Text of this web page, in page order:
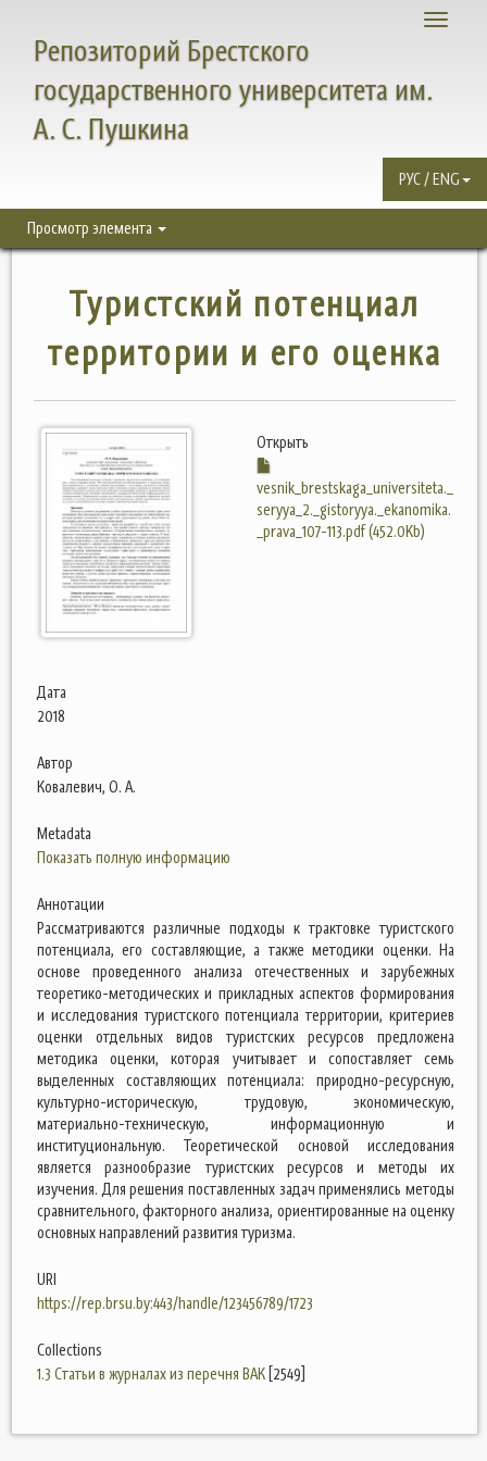
Toggle
Репозиторий Брестского
государственного университета им.
А. С. Пушкина
РУС / ENG
Просмотр элемента
Туристский потенциал
территории и его оценка
Открыть
vesnik_brestskaga_universiteta._
seryya_2._gistoryya._ekanomika.
_prava_107-113.pdf (452.0Kb)
Дата
2018
Автор
Ковалевич, О. А.
Metadata
Показать полную информацию
Аннотации
Рассматриваются различные подходы к трактовке туристского
потенциала, его составляющие, а также методики оценки. На
основе проведенного анализа отечественных и зарубежных
теоретико-методических и прикладных аспектов формирования
и исследования туристского потенциала территории, критериев
оценки отдельных видов туристских ресурсов предложена
методика оценки, которая учитывает и сопоставляет семь
выделенных составляющих потенциала: природно-ресурсную,
культурно-историческую, трудовую, экономическую,
материально-техническую, информационную и
институциональную. Теоретической основой исследования
является разнообразие туристских ресурсов и методы их
изучения. Для решения поставленных задач применялись методы
сравнительного, факторного анализа, ориентированные на оценку
основных направлений развития туризма.
URI
https://rep.brsu.by:443/handle/123456789/1723
Collections
1.3 Статьи в журналах из перечня ВАК [2549]